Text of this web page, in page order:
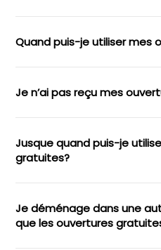
Quand puis-je utiliser mes
Je n’ai pas reçu mes
Jusque quand puis-je
gratuites?
Je déménage dans une
que les ouvertures